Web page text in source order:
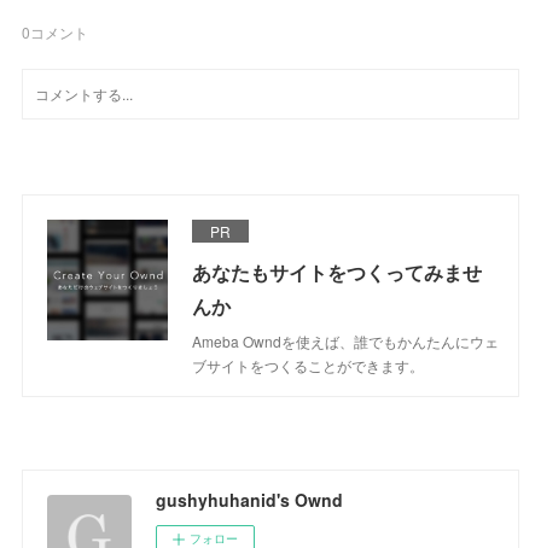
0コメント
PR
あなたもサイトをつくってみませ
んか
Ameba Owndを使えば、誰でもかんたんにウェ
ブサイトをつくることができます。
gushyhuhanid's Ownd
フォロー